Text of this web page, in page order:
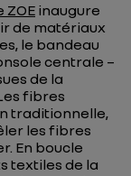
ZOE inaugure
de matériaux
le bandeau
centrale –
de la
fibres
traditionnelle,
les fibres
En boucle
textiles de la